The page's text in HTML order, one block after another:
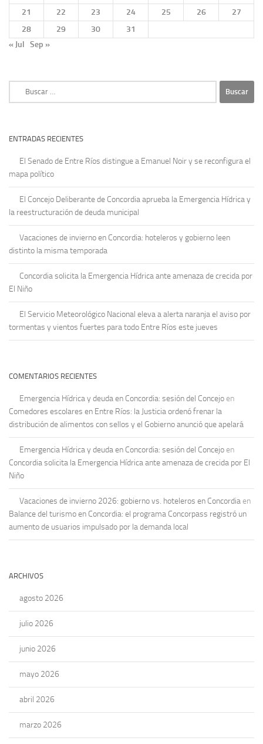
21 22 23 24 25 26
27
28
29 30
31
« Jul Sep »
ENTRADAS RECIENTES
El Senado de Entre Ríos distingue a Emanuel Noir y se reconfigura el
mapa político
El Concejo Deliberante de Concordia aprueba la Emergencia Hídrica y
la reestructuración de deuda municipal
Vacaciones de invierno en Concordia: hoteleros y gobierno leen
distinto la misma temporada
Concordia solicita la Emergencia Hídrica ante amenaza de crecida por
El Niño
El Servicio Meteorológico Nacional eleva a alerta naranja el aviso por
tormentas y vientos fuertes para todo Entre Ríos este jueves
COMENTARIOS RECIENTES
Emergencia Hídrica y deuda en Concordia: sesión del Concejo en
Comedores escolares en Entre Ríos: la Justicia ordenó frenar la
distribución de alimentos con sellos y el Gobierno anunció que apelará
Emergencia Hídrica y deuda en Concordia: sesión del Concejo en
Concordia solicita la Emergencia Hídrica ante amenaza de crecida por El
Niño
Vacaciones de invierno 2026: gobierno vs. hoteleros en Concordia en
Balance del turismo en Concordia: el programa Concorpass registró un
aumento de usuarios impulsado por la demanda local
ARCHIVOS
agosto 2026
julio 2026
junio 2026
mayo 2026
abril 2026
marzo 2026